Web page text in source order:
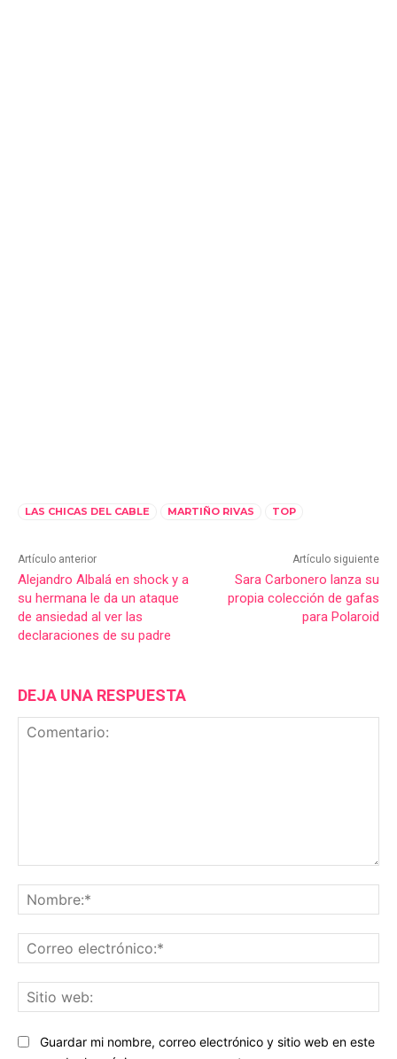
LAS CHICAS DEL CABLE MARTIÑO RIVAS TOP
Artículo anterior
Alejandro Albalá en shock y a
su hermana le da un ataque
de ansiedad al ver las
declaraciones de su padre
Artículo siguiente
Sara Carbonero lanza su
propia colección de gafas
para Polaroid
DEJA UNA RESPUESTA
Guardar mi nombre, correo electrónico y sitio web en este